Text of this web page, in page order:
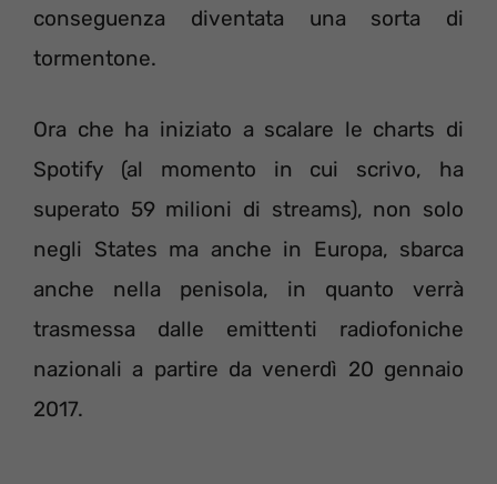
conseguenza diventata una sorta di
tormentone.
Ora che ha iniziato a scalare le charts di
Spotify (al momento in cui scrivo, ha
superato 59 milioni di streams), non solo
negli States ma anche in Europa, sbarca
anche nella penisola, in quanto verrà
trasmessa dalle emittenti radiofoniche
nazionali a partire da venerdì 20 gennaio
2017.